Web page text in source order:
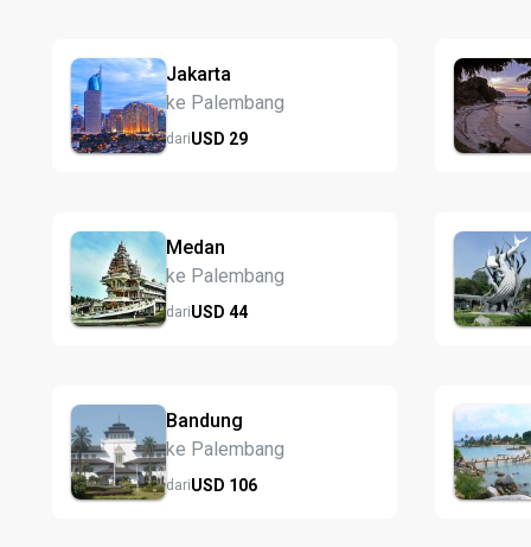
Jakarta
ke Palembang
dariUSD 29
Medan
ke Palembang
dariUSD 44
Bandung
ke Palembang
dariUSD 106